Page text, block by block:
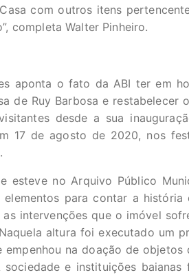
com outros itens
completa Walter Pinheiro.
aponta o fato da ABI ter em
de Ruy Barbosa e restabelecer
desde a sua
17 de agosto de 2020, nos
esteve no Arquivo Público
para contar a
intervenções que o imóvel
altura foi executado um
empenhou na doação de
sociedade e instituições